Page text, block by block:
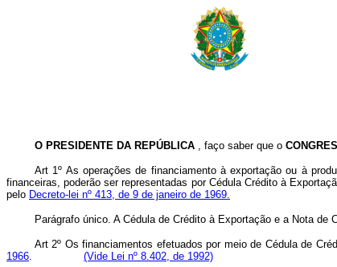
O PRESIDENTE DA REPÚBLICA , faço saber que o
Art 1º As operações de financiamento à exportação ou à
financeiras, poderão ser representadas por Cédula Crédito à
pelo Decreto-lei nº 413, de 9 de janeiro de 1969.
Parágrafo único. A Cédula de Crédito à Exportação e a Nota
Art 2º Os financiamentos efetuados por meio de Cédula de
1966. (Vide Lei nº 8.402, de 1992)